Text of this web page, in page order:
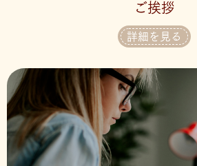
ご挨拶
詳細を見る